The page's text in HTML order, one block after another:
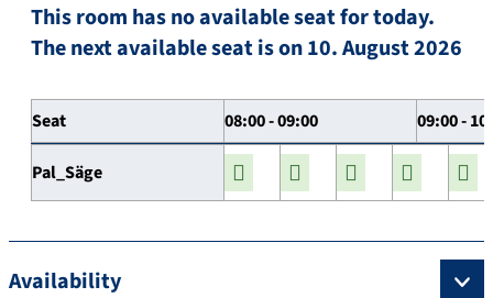
This room has no available seat for today.
The next available seat is on 10. August 2026
Seat 08:00 - 09:00 09:00 -
Pal_Säge
Availability